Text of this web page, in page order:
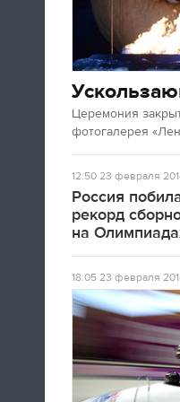
А если вы устали
последние недели,
неспортивные
Сочи.
09:33
Третьяк сказал,
сборной России не
Салют после
Церемония
фотогалерея
12:5023 февраля
Россия
рекорд
на
18:0523 февраля